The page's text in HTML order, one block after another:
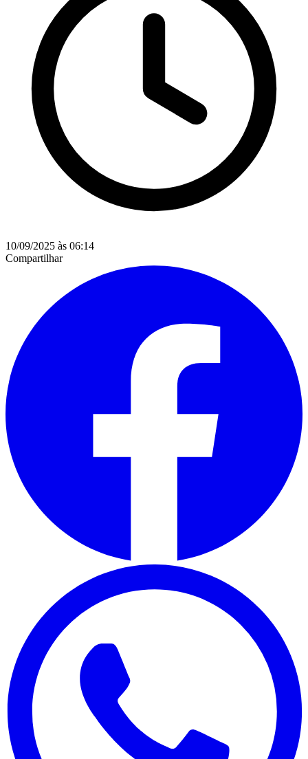
10/09/2025 às 06:14
Compartilhar